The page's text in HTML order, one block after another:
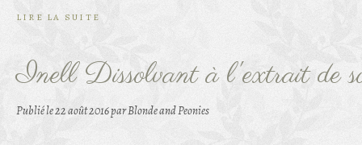
LIRE LA SUITE
Inell Dissolvant à l'extrait de
Publié le22 août 2016par Blonde and Peonies